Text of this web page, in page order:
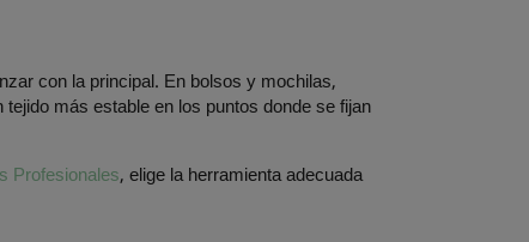
con la principal. En bolsos y mochilas,
más estable en los puntos donde se fijan
Profesionales, elige la herramienta adecuada